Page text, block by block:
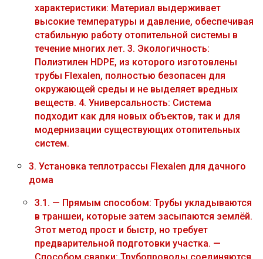
характеристики: Материал выдерживает
высокие температуры и давление, обеспечивая
стабильную работу отопительной системы в
течение многих лет. 3. Экологичность:
Полиэтилен HDPE, из которого изготовлены
трубы Flexalen, полностью безопасен для
окружающей среды и не выделяет вредных
веществ. 4. Универсальность: Система
подходит как для новых объектов, так и для
модернизации существующих отопительных
систем.
3. Установка теплотрассы Flexalen для дачного
дома
3.1. — Прямым способом: Трубы укладываются
в траншеи, которые затем засыпаются землёй.
Этот метод прост и быстр, но требует
предварительной подготовки участка. —